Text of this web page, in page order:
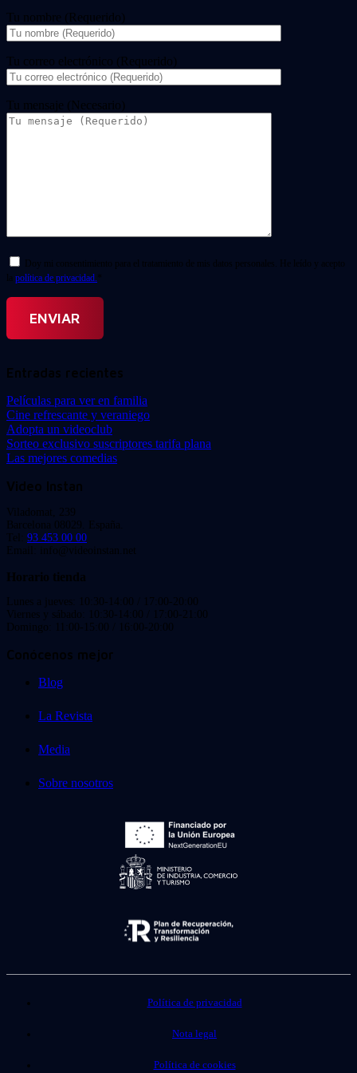
Tu nombre (Requerido)
Tu correo electrónico (Requerido)
Tu mensaje (Necesario)
Doy mi consentimiento para el tratamiento de mis datos personales. He leído y acepto
la política de privacidad. *
Entradas recientes
Películas para ver en familia
Cine refrescante y veraniego
Adopta un videoclub
Sorteo exclusivo suscriptores tarifa plana
Las mejores comedias
Video Instan
Viladomat, 239
Barcelona 08029. España.
Tel: 93 453 00 00
Email: info@videoinstan.net
Horario tienda
Lunes a jueves: 10:30-14:00 / 17:00-20:00
Viernes y sábado: 10:30-14:00 / 17:00-21:00
Domingo: 11:00-15:00 / 16:00-20:00
Conócenos mejor
Blog
La Revista
Media
Sobre nosotros
Política de privacidad
Nota legal
Política de cookies